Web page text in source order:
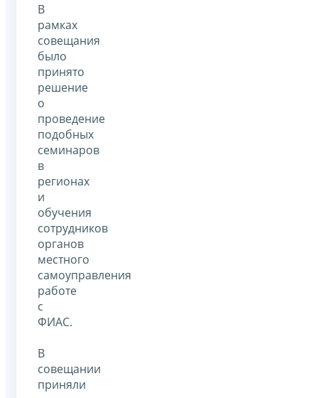
В
рамках
совещания
было
принято
решение
о
проведение
подобных
семинаров
в
регионах
и
обучения
сотрудников
органов
местного
самоуправления
работе
с
ФИАС.
В
совещании
приняли